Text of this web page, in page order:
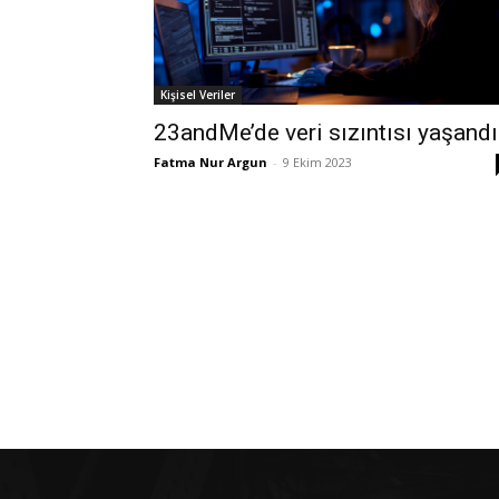
Kişisel Veriler
23andMe’de veri sızıntısı yaşandı
Fatma Nur Argun - 9 Ekim 2023